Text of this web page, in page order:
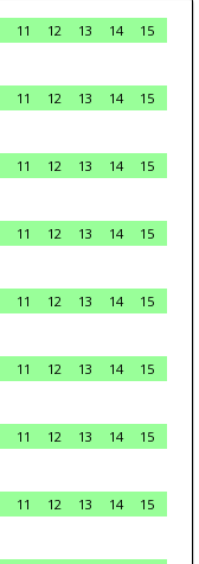
11 12 13 14
15
11 12 13 14
15
11 12 13 14
15
11 12 13 14
15
11 12 13 14
15
11 12 13 14
15
11 12 13 14
15
11 12 13 14
15